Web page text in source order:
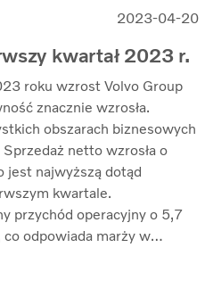
2023-04-20
kwartał 2023 r.
roku wzrost Volvo Group
znacznie wzrosła.
obszarach biznesowych
netto wzrosła o
jest najwyższą dotąd
kwartale.
przychód operacyjny o 5,7
odpowiada marży w